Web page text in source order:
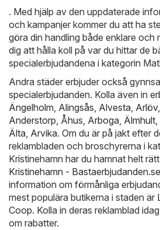
. Med hjälp av den uppdaterade
och kampanjer kommer du att ha
göra din handling både enklare och
dig att hålla koll på var du hittar de
specialerbjudandena i kategorin
Andra städer erbjuder också
specialerbjudanden. Kolla även in
Ängelholm, Alingsås, Alvesta, Arlöv,
Anderstorp, Åhus, Arboga, Älmhult,
Älta, Arvika. Om du är på jakt efter
reklambladen och broschyrerna i
Kristinehamn har du hamnat helt
Kristinehamn - Bastaerbjudanden.se
information om förmånliga
mest populära butikerna i staden är
Coop. Kolla in deras reklamblad
om rabatter.